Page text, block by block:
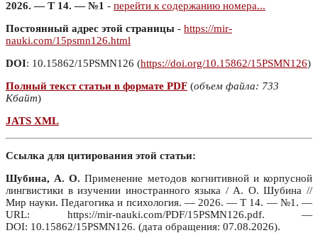
2026. — Т 14. — №1 - перейти к содержанию номера...
Постоянный адрес этой страницы - https://mir-
nauki.com/15psmn126.html
DOI: 10.15862/15PSMN126 (https://doi.org/10.15862/15PSMN126)
Полный текст статьи в формате PDF (объем файла: 733
Кбайт)
JATS XML
Ссылка для цитирования этой статьи:
Шубина, А. О. Применение методов когнитивной и корпусной
лингвистики в изучении иностранного языка / А. О. Шубина //
Мир науки. Педагогика и психология. — 2026. — Т 14. — №1. —
URL: https://mir-nauki.com/PDF/15PSMN126.pdf. —
DOI: 10.15862/15PSMN126. (дата обращения: 07.08.2026).